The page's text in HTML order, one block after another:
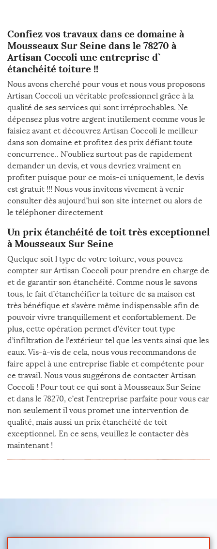
Confiez vos travaux dans ce domaine à
Mousseaux Sur Seine dans le 78270 à
Artisan Coccoli une entreprise d`
étanchéité toiture !!
Nous avons cherché pour vous et nous vous proposons
Artisan Coccoli un véritable professionnel grâce à la
qualité de ses services qui sont irréprochables. Ne
dépensez plus votre argent inutilement comme vous le
faisiez avant et découvrez Artisan Coccoli le meilleur
dans son domaine et profitez des prix défiant toute
concurrence.. N’oubliez surtout pas de rapidement
demander un devis, et vous devriez vraiment en
profiter puisque pour ce mois-ci uniquement, le devis
est gratuit !!! Nous vous invitons vivement à venir
consulter dès aujourd’hui son site internet ou alors de
le téléphoner directement
Un prix étanchéité de toit très exceptionnel
à Mousseaux Sur Seine
Quelque soit l type de votre toiture, vous pouvez
compter sur Artisan Coccoli pour prendre en charge de
et de garantir son étanchéité. Comme nous le savons
tous, le fait d’étanchéifier la toiture de sa maison est
très bénéfique et s’avère même indispensable afin de
pouvoir vivre tranquillement et confortablement. De
plus, cette opération permet d’éviter tout type
d’infiltration de l’extérieur tel que les vents ainsi que les
eaux. Vis-à-vis de cela, nous vous recommandons de
faire appel à une entreprise fiable et compétente pour
ce travail. Nous vous suggérons de contacter Artisan
Coccoli ! Pour tout ce qui sont à Mousseaux Sur Seine
et dans le 78270, c’est l’entreprise parfaite pour vous car
non seulement il vous promet une intervention de
qualité, mais aussi un prix étanchéité de toit
exceptionnel. En ce sens, veuillez le contacter dès
maintenant !